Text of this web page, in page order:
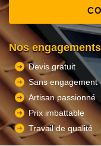
Nos engagements
Devis gratuit
Sans engagement
Artisan passionné
Prix imbattable
Travail de qualité